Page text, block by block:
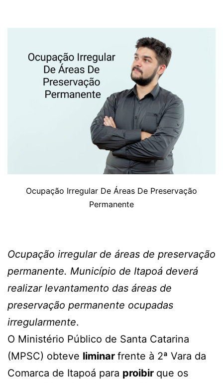
Ocupação Irregular De Áreas De Preservação
Permanente
Ocupação irregular de áreas de preservação
permanente. Município de Itapoá deverá
realizar levantamento das áreas de
preservação permanente ocupadas
irregularmente.
O Ministério Público de Santa Catarina
(MPSC) obteve liminar frente à 2ª Vara da
Comarca de Itapoá para proibir que os